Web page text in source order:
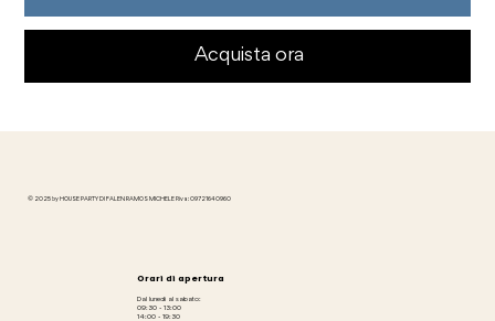
Acquista ora
© 2025 by HOUSE PARTY DI FALEN RAMOS MICHELE P.iva: 09721640960
Orari di apertura
Dal lunedì al sabato:
09:30 - 13:00
14:00 - 19:30